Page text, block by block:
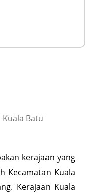
Batu
kerajaan yang
Kecamatan Kuala
Kerajaan Kuala